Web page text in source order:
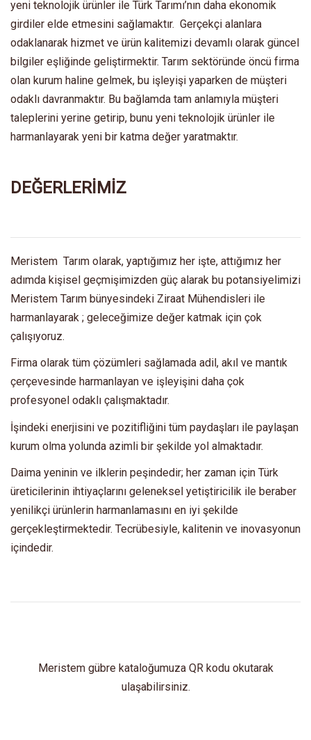
yeni teknolojik ürünler ile Türk Tarımı’nın daha ekonomik
girdiler elde etmesini sağlamaktır. Gerçekçi alanlara
odaklanarak hizmet ve ürün kalitemizi devamlı olarak güncel
bilgiler eşliğinde geliştirmektir. Tarım sektöründe öncü firma
olan kurum haline gelmek, bu işleyişi yaparken de müşteri
odaklı davranmaktır. Bu bağlamda tam anlamıyla müşteri
taleplerini yerine getirip, bunu yeni teknolojik ürünler ile
harmanlayarak yeni bir katma değer yaratmaktır.
DEĞERLERİMİZ
Meristem Tarım olarak, yaptığımız her işte, attığımız her
adımda kişisel geçmişimizden güç alarak bu potansiyelimizi
Meristem Tarım bünyesindeki Ziraat Mühendisleri ile
harmanlayarak ; geleceğimize değer katmak için çok
çalışıyoruz.
Firma olarak tüm çözümleri sağlamada adil, akıl ve mantık
çerçevesinde harmanlayan ve işleyişini daha çok
profesyonel odaklı çalışmaktadır.
İşindeki enerjisini ve pozitifliğini tüm paydaşları ile paylaşan
kurum olma yolunda azimli bir şekilde yol almaktadır.
Daima yeninin ve ilklerin peşindedir; her zaman için Türk
üreticilerinin ihtiyaçlarını geleneksel yetiştiricilik ile beraber
yenilikçi ürünlerin harmanlamasını en iyi şekilde
gerçekleştirmektedir. Tecrübesiyle, kalitenin ve inovasyonun
içindedir.
Meristem gübre kataloğumuza QR kodu okutarak
ulaşabilirsiniz.